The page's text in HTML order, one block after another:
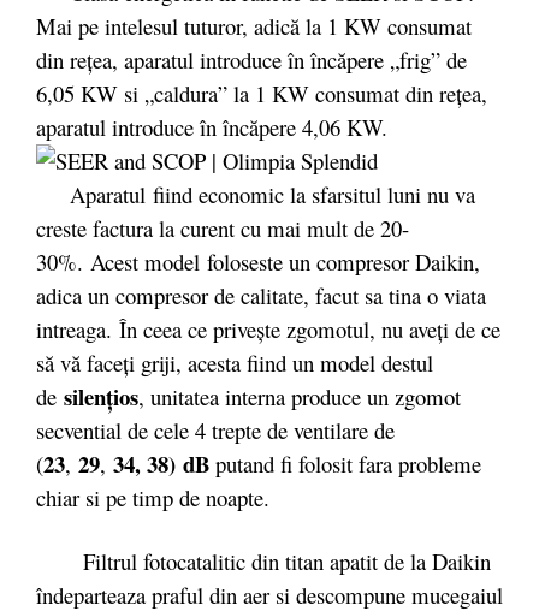
Mai pe intelesul tuturor, adică la 1 KW consumat
din reţea, aparatul introduce în încăpere „frig” de
6,05 KW si „caldura” la 1 KW consumat din reţea,
aparatul introduce în încăpere 4,06 KW.
Aparatul fiind economic la sfarsitul luni nu va
creste factura la curent cu mai mult de 20-
30%. Acest model foloseste un compresor Daikin,
adica un compresor de calitate, facut sa tina o viata
intreaga. În ceea ce priveşte zgomotul, nu aveţi de ce
să vă faceţi griji, acesta fiind un model destul
de silenţios, unitatea interna produce un zgomot
secvential de cele 4 trepte de ventilare de
(23, 29, 34, 38) dB putand fi folosit fara probleme
chiar si pe timp de noapte.
Filtrul fotocatalitic din titan apatit de la Daikin
îndeparteaza praful din aer si descompune mucegaiul